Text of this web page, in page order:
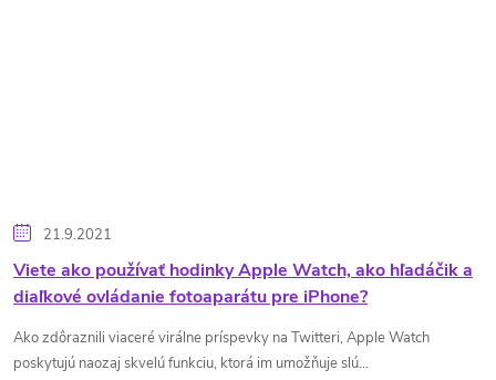
21.9.2021
Viete ako používať hodinky Apple Watch, ako hľadáčik a
diaľkové ovládanie fotoaparátu pre iPhone?
Ako zdôraznili viaceré virálne príspevky na Twitteri, Apple Watch
poskytujú naozaj skvelú funkciu, ktorá im umožňuje slú...